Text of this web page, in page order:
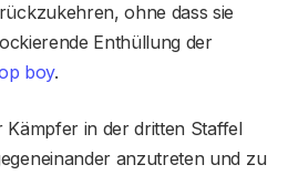
ohne dass sie
Enthüllung der
boy.
in der dritten Staffel
anzutreten und zu